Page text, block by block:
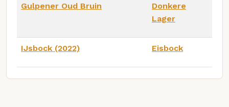
Gulpener Oud Bruin
Donkere
Lager
IJsbock (2022) Eisbock